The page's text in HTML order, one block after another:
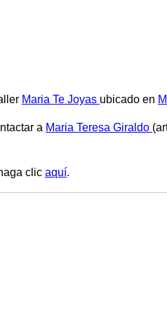
Maria Te Joyas ubicado en
a Maria Teresa Giraldo
clic aquí.